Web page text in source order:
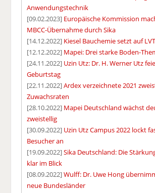
Anwendungstechnik
[09.02.2023] Europäische Kommission
MBCC-Übernahme durch Sika
[14.12.2022] Kiesel Bauchemie setzt auf
[12.12.2022] Mapei: Drei starke Boden-
[24.11.2022] Uzin Utz: Dr. H. Werner Utz
Geburtstag
[22.11.2022]Ardex verzeichnete 2021
Zuwachsraten
[28.10.2022] Mapei Deutschland wächst
zweistellig
[30.09.2022] Uzin Utz Campus 2022 lockt
Besucher an
[19.09.2022]Sika Deutschland: Die
klar im Blick
[08.09.2022]Wulff: Dr. Uwe Hong
neue Bundesländer